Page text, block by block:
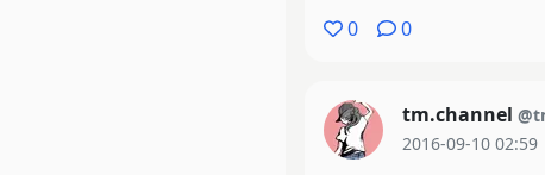
0
0
tm.channel
2016-09-10 02:59